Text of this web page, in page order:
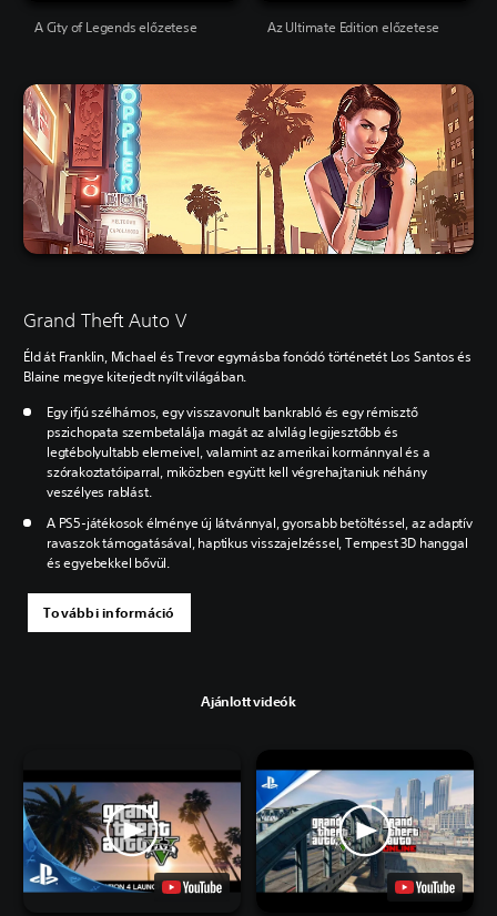
A City of Legends előzetese Az Ultimate Edition előzetese
Grand Theft Auto V
Éld át Franklin, Michael és Trevor egymásba fonódó történetét Los Santos és
Blaine megye kiterjedt nyílt világában.
Egy ifjú szélhámos, egy visszavonult bankrabló és egy rémisztő
pszichopata szembetalálja magát az alvilág legijesztőbb és
legtébolyultabb elemeivel, valamint az amerikai kormánnyal és a
szórakoztatóiparral, miközben együtt kell végrehajtaniuk néhány
veszélyes rablást.
A PS5-játékosok élménye új látvánnyal, gyorsabb betöltéssel, az adaptív
ravaszok támogatásával, haptikus visszajelzéssel, Tempest 3D hanggal
és egyebekkel bővül.
További információ
Ajánlott videók